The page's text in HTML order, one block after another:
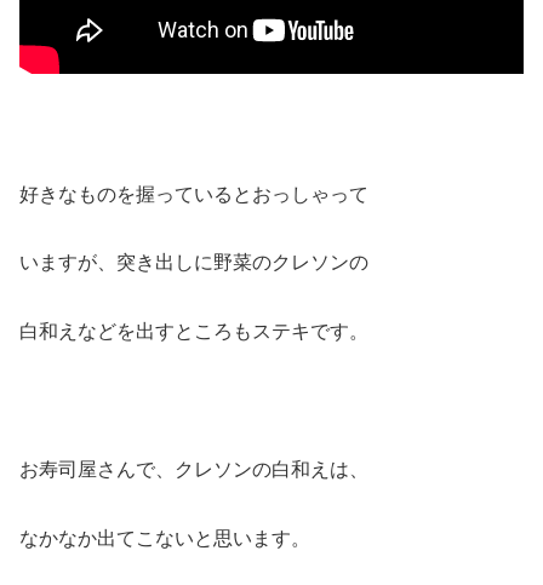
好きなものを握っているとおっしゃって
いますが、突き出しに野菜のクレソンの
白和えなどを出すところもステキです。
お寿司屋さんで、クレソンの白和えは、
なかなか出てこないと思います。